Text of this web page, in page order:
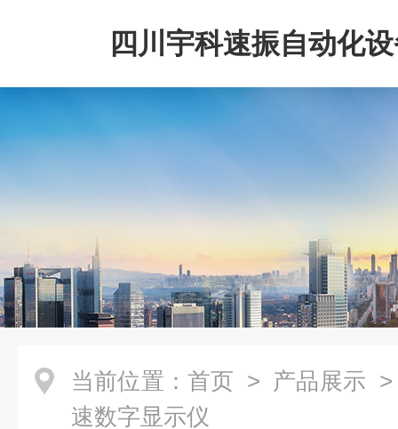
四川宇科速振自动化
公司
当前位置： 首页 > 产品展示
速数字显示仪